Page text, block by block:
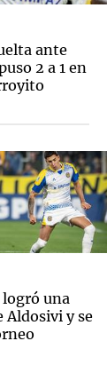
ante
2 a 1 en
una
Aldosivi y se
Notas
3 en